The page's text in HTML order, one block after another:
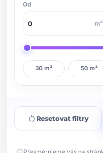
Od
m²
30 m² 50 m²
restart_alt Resetovat filtry